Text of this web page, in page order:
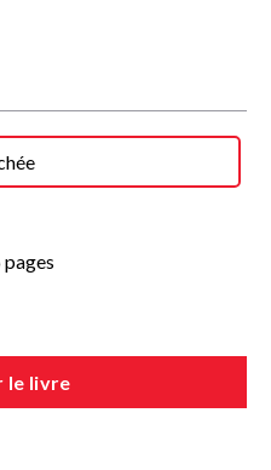
éprise de liberté
que le pouvoir.
pages
le livre